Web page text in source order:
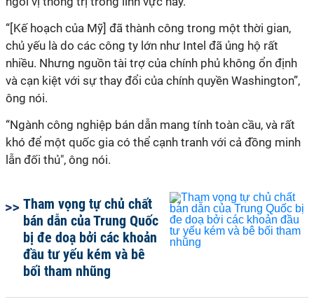
“[Kế hoạch của Mỹ] đã thành công trong một thời gian,
chủ yếu là do các công ty lớn như Intel đã ủng hộ rất
nhiều. Nhưng nguồn tài trợ của chính phủ không ổn định
và cạn kiệt với sự thay đổi của chính quyền Washington”,
ông nói.
“Ngành công nghiệp bán dẫn mang tính toàn cầu, và rất
khó để một quốc gia có thể cạnh tranh với cả đồng minh
lẫn đối thủ", ông nói.
Tham vọng tự chủ chất
bán dẫn của Trung Quốc
bị đe doạ bởi các khoản
đầu tư yếu kém và bê
bối tham nhũng